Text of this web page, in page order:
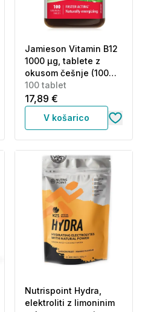
Jamieson Vitamin B12
1000 μg, tablete z
okusom češnje (100
tablet)
100 tablet
17,89 €
V košarico
Nutrispoint Hydra,
elektroliti z limoninim